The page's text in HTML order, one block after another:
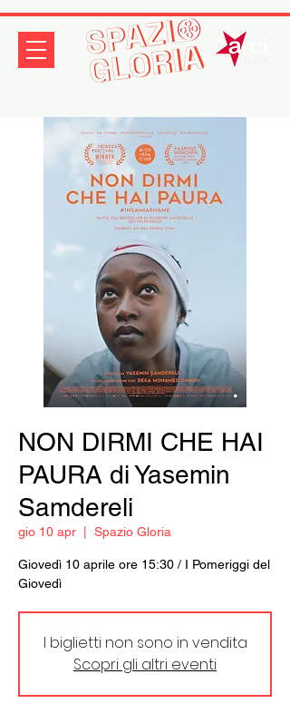
NON DIRMI CHE HAI
PAURA di Yasemin
Samdereli
gio 10 apr Spazio Gloria
Giovedì 10 aprile ore 15:30 / I Pomeriggi del
Giovedì
I biglietti non sono in vendita
Scopri gli altri eventi